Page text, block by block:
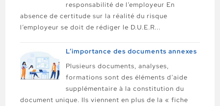
responsabilité de l’employeur En
absence de certitude sur la réalité du risque
l’employeur se doit de rédiger le D.U.E.R...
L’importance des documents annexes
Plusieurs documents, analyses,
formations sont des éléments d’aide
supplémentaire à la constitution du
document unique. Ils viennent en plus de la « fiche